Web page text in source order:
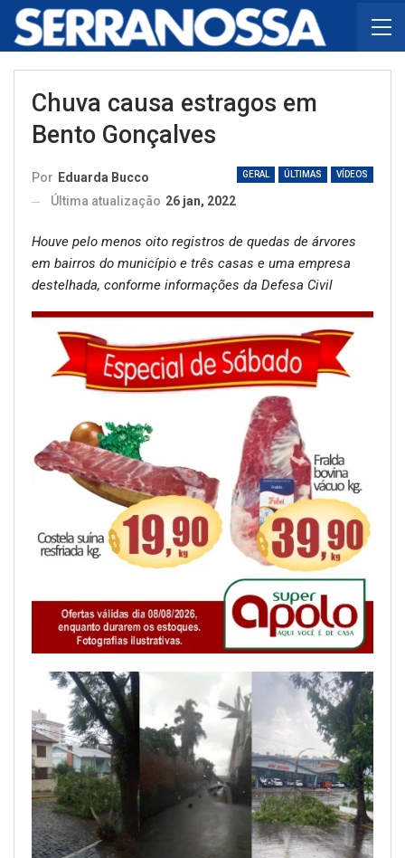
Chuva causa estragos em
Bento Gonçalves
GERAL ÚLTIMAS VÍDEOS
Por Eduarda Bucco
Última atualização 26 jan, 2022
Houve pelo menos oito registros de quedas de árvores
em bairros do município e três casas e uma empresa
destelhada, conforme informações da Defesa Civil